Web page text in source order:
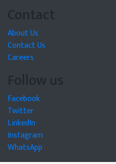
Contact
About Us
Contact Us
Careers
Follow us
Facebook
Twitter
LinkedIn
Instagram
WhatsApp